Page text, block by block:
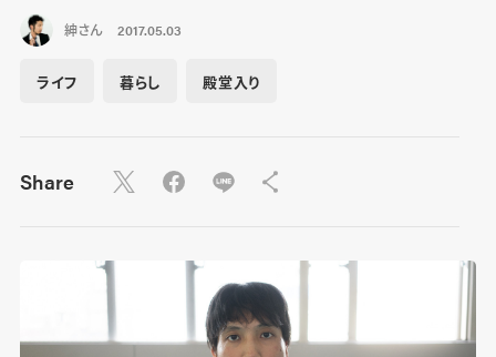
紳さん 2017.05.03
ライフ 暮らし 殿堂入り
Share